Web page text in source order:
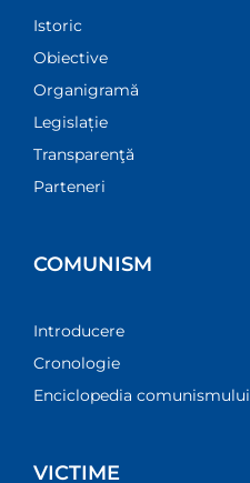
Istoric
Obiective
Organigramă
Legislație
Transparenţă
Parteneri
COMUNISM
Introducere
Cronologie
Enciclopedia comunismului
VICTIME